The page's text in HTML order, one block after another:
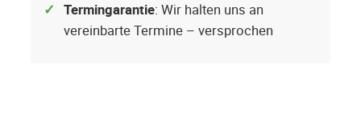
Termingarantie: Wir halten uns an
vereinbarte Termine – versprochen